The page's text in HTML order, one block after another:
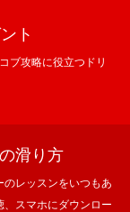
ト
ブ攻略に役立つドリ
滑り方
のレッスンをいつもあ
スマホにダウンロー